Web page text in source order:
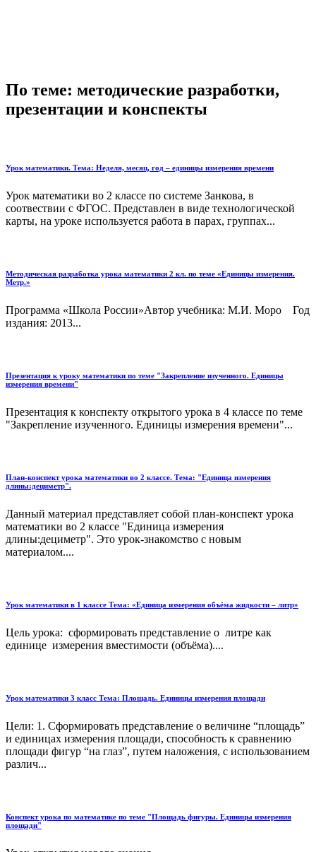
По теме: методические разработки,
презентации и конспекты
Урок математики. Тема: Неделя, месяц, год – единицы измерения времени
Урок математики во 2 классе по системе Занкова, в
соотвествии с ФГОС. Представлен в виде технологической
карты, на уроке используется работа в парах, группах...
Методическая разработка урока математики 2 кл. по теме «Единицы измерения.
Метр.»
Программа «Школа России»Автор учебника: М.И. Моро Год
издания: 2013...
Презентация к уроку математики по теме "Закрепление изученного. Единицы
измерения времени"
Презентация к конспекту открытого урока в 4 классе по теме
"Закрепление изученного. Единицы измерения времени"...
План-конспект урока математики во 2 классе. Тема: "Единица измерения
длины:дециметр".
Данный материал представляет собой план-конспект урока
математики во 2 классе "Единица измерения
длины:дециметр". Это урок-знакомство с новым
материалом....
Урок математики в 1 классе Тема: «Единица измерения объёма жидкости – литр»
Цель урока: сформировать представление о литре как
единице измерения вместимости (объёма)....
Урок математики 3 класс Тема: Площадь. Единицы измерения площади
Цели: 1. Сформировать представление о величине “площадь”
и единицах измерения площади, способность к сравнению
площади фигур “на глаз”, путем наложения, с использованием
различ...
Конспект урока по математике по теме "Площадь фигуры. Единицы измерения
площади"